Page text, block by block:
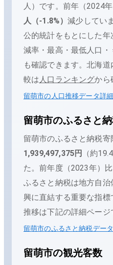
人 ）です。 前年（2024
人（-1.8%）減少 してい
公的統計をもとにした
減率・最高・最低人口・
も確認できます。北海道
較は 人口ランキングから
留萌市の人口推移データ詳
留萌市のふるさと
留萌市のふるさと納税寄
1,939,497,375円 （約
た。前年度（2023年）
ふるさと納税は地方自
興に直結する重要な指
推移は下記の詳細ページ
留萌市のふるさと納税デー
留萌市の観光客数